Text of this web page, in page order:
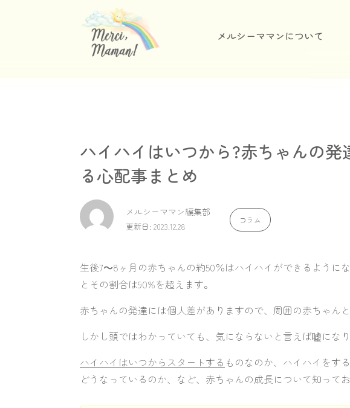
メルシーママンについて
ハイハイはいつから?赤ちゃんの発
る心配事まとめ
メルシーママン編集部
更新日: 2023.12.28
コラム
生後7～8ヶ月の赤ちゃんの約50％はハイハイができるように
とその割合は90%を超えます。
赤ちゃんの発達には個人差がありますので、周囲の赤ちゃん
しかし頭ではわかっていても、気にならないと言えば嘘になり
ハイハイはいつからスタートする ものなのか、ハイハイをす
どうなっているのか、など、赤ちゃんの成長について知ってお